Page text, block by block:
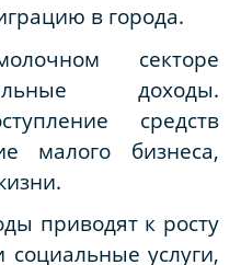
в города.
секторе
доходы.
средств
малого бизнеса,
приводят к росту
услуги,